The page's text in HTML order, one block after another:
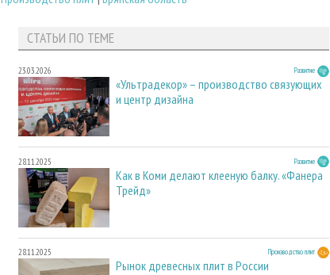
СТАТЬИ ПО ТЕМЕ
23.03.2026 Развитие
«Ультрадекор» – производство связующих
и центр дизайна
28.11.2025 Развитие
Как в Коми делают клееную балку. «Фанера
Трейд»
28.11.2025 Производство плит
Рынок древесных плит в России